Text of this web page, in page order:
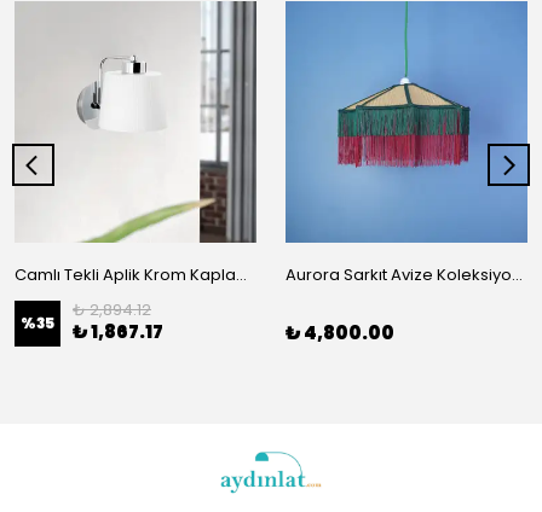
Camlı Tekli Aplik Krom Kaplama 272
%35
₺ 2,894.12
₺ 1,867.17
Aurora Sarkıt Avize Koleksiyonu-(Koyu Yeşil Kırmızı Balerin Avize)
₺ 4,800.00